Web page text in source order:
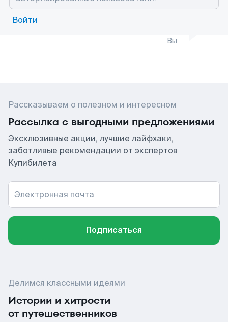
Войти
Вы
Рассказываем о полезном и интересном
Рассылка с выгодными предложениями
Эксклюзивные акции, лучшие лайфхаки,
заботливые рекомендации от экспертов
Купибилета
Электронная почта
Подписаться
Делимся классными идеями
Истории и хитрости
от путешественников